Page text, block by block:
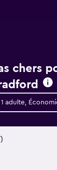
chers
1 adulte,